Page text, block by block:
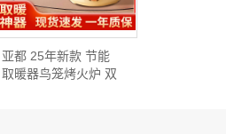
亚都 25年新款 节能
取暖器鸟笼烤火炉 双